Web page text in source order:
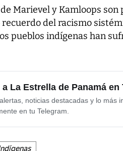
Marievel y Kamloops
recuerdo del racismo
pueblos indígenas han
La Estrella de Panamá en
noticias destacadas y lo más
en tu Telegram.